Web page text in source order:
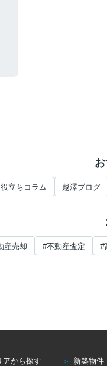
立ちコラム 越澤ブログ
産売却 #不動産査定 #
アから探す 新築物件